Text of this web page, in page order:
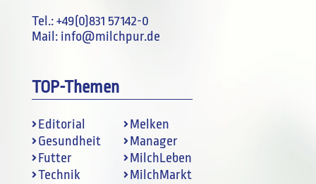
Tel.:+49(0)831 57142-0
Mail: info@milchpur.de
TOP-Themen
Editorial
Gesundheit
Futter
Technik
Melken
Manager
MilchLeben
MilchMarkt